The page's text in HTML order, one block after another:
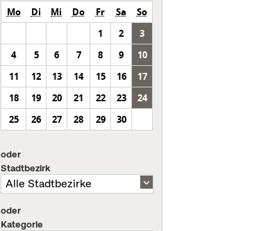
Mo Di Mi Do Fr Sa
So
1
2
3
4
5 6 7 8 9
10
11
12 13 14 15 16
17
18
19 20 21 22 23
24
25
26 27 28 29 30
oder
Stadtbezirk
oder
Kategorie